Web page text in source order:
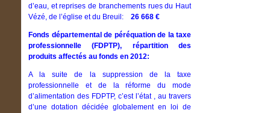
d’eau, et reprises de branchements rues du Haut
Vézé, de l’église et du Breuil: 26 668 €
Fonds départemental de péréquation de la taxe
professionnelle (FDPTP), répartition des
produits affectés au fonds en 2012:
A la suite de la suppression de la taxe
professionnelle et de la réforme du mode
d’alimentation des FDPTP, c’est l’état , au travers
d’une dotation décidée globalement en loi de